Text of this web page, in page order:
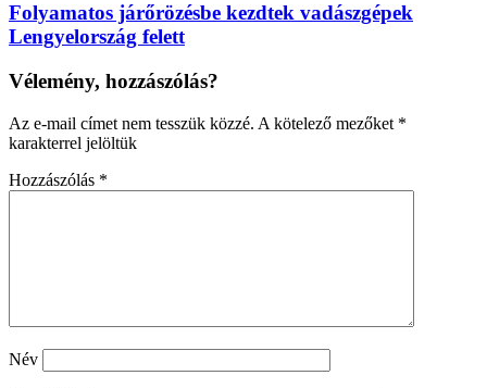
Folyamatos járőrözésbe kezdtek vadászgépek
Lengyelország felett
Vélemény, hozzászólás?
Az e-mail címet nem tesszük közzé. A kötelező mezőket *
karakterrel jelöltük
Hozzászólás *
Név